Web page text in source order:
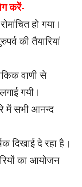
करें-
हो गया।
की तैयारियां
वाणी से
गयी।
में सभी आनन्द
दिखाई दे रहा है।
का आयोजन